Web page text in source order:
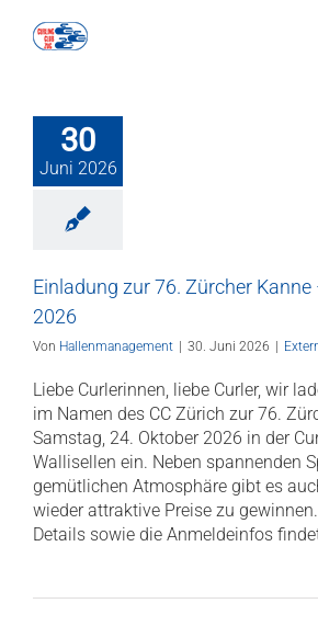
Inhalt
30
Juni 2026
Einladung zur 76. Zürcher
2026
Von Hallenmanagement 30. Juni 2026
Liebe Curlerinnen, liebe Curler, wir
im Namen des CC Zürich zur 76.
Samstag, 24. Oktober 2026 in der
Wallisellen ein. Neben spannenden
gemütlichen Atmosphäre gibt es
wieder attraktive Preise zu
Details sowie die Anmeldeinfos